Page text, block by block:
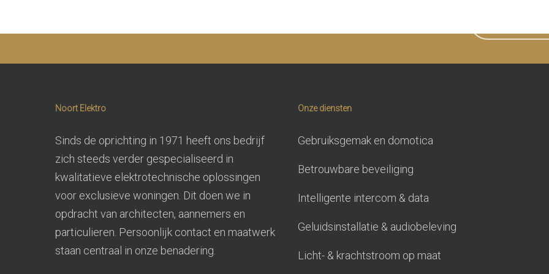
Noort Elektro
Sinds de oprichting in 1971 heeft ons bedrijf
zich steeds verder gespecialiseerd in
kwalitatieve elektrotechnische oplossingen
voor exclusieve woningen. Dit doen we in
opdracht van architecten, aannemers en
particulieren. Persoonlijk contact en maatwerk
staan centraal in onze benadering.
Onze diensten
Gebruiksgemak en domotica
Betrouwbare beveiliging
Intelligente intercom & data
Geluidsinstallatie & audiobeleving
Licht- & krachtstroom op maat